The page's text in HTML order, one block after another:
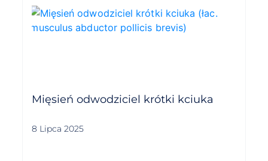
Mięsień odwodziciel krótki kciuka
8 Lipca 2025